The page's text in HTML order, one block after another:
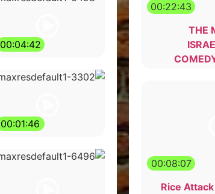
00:22:43
THE
00:08:07
Rice
00:04:42
00:01:46